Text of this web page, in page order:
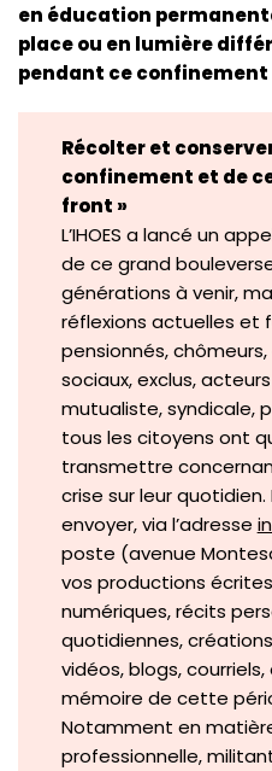
en éducation
place ou en lumière
pendant ce confinement
Récolter et
confinement et de
front »
L’IHOES a lancé un
de ce grand
générations à venir,
réflexions actuelles et
pensionnés,
sociaux, exclus,
mutualiste, syndicale,
tous les citoyens ont
transmettre
crise sur leur quotidien.
envoyer, via l’adresse
poste (avenue
vos productions
numériques, récits
quotidiennes,
vidéos, blogs,
mémoire de cette
Notamment en
professionnelle,